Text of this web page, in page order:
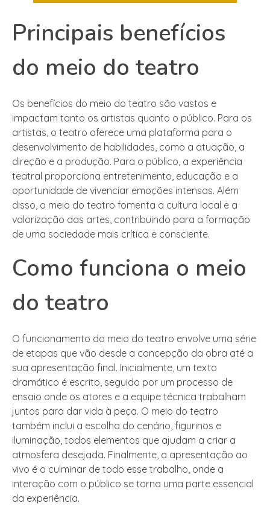
Principais benefícios
do meio do teatro
Os benefícios do meio do teatro são vastos e
impactam tanto os artistas quanto o público. Para os
artistas, o teatro oferece uma plataforma para o
desenvolvimento de habilidades, como a atuação, a
direção e a produção. Para o público, a experiência
teatral proporciona entretenimento, educação e a
oportunidade de vivenciar emoções intensas. Além
disso, o meio do teatro fomenta a cultura local e a
valorização das artes, contribuindo para a formação
de uma sociedade mais crítica e consciente.
Como funciona o meio
do teatro
O funcionamento do meio do teatro envolve uma série
de etapas que vão desde a concepção da obra até a
sua apresentação final. Inicialmente, um texto
dramático é escrito, seguido por um processo de
ensaio onde os atores e a equipe técnica trabalham
juntos para dar vida à peça. O meio do teatro
também inclui a escolha do cenário, figurinos e
iluminação, todos elementos que ajudam a criar a
atmosfera desejada. Finalmente, a apresentação ao
vivo é o culminar de todo esse trabalho, onde a
interação com o público se torna uma parte essencial
da experiência.